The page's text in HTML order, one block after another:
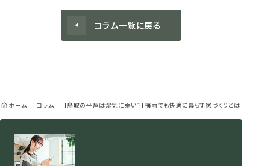
コラム一覧に戻る
ホーム コラム 【鳥取の平屋は湿気に弱い？】梅雨でも快適に暮らす家づくりとは